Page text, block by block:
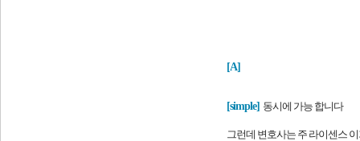
[A]
[simple] 동시에 가능 합니다
그런데 변호사는 주 라이센스